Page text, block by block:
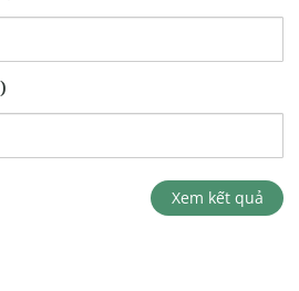
Xem kết quả